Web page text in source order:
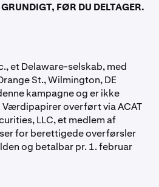
FØR DU DELTAGER.
et Delaware-selskab, med
St., Wilmington, DE
kampagne og er ikke
Værdipapirer overført via ACAT
LLC, et medlem af
for berettigede overførsler
og betalbar pr. 1. februar